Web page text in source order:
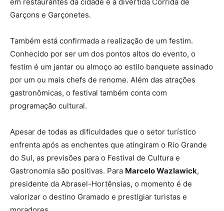
Garçons e Garçonetes.
Também está confirmada a realização de um festim.
Conhecido por ser um dos pontos altos do evento, o
festim é um jantar ou almoço ao estilo banquete assinado
por um ou mais chefs de renome. Além das atrações
gastronômicas, o festival também conta com
programação cultural.
Apesar de todas as dificuldades que o setor turístico
enfrenta após as enchentes que atingiram o Rio Grande
do Sul, as previsões para o Festival de Cultura e
Gastronomia são positivas. Para Marcelo Wazlawick,
presidente da Abrasel-Hortênsias, o momento é de
valorizar o destino Gramado e prestigiar turistas e